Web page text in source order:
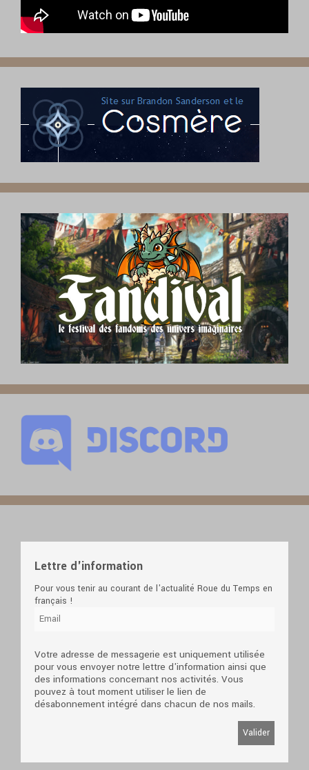
Lettre d'information
Pour vous tenir au courant de l'actualité Roue du Temps en
français !
Votre adresse de messagerie est uniquement utilisée
pour vous envoyer notre lettre d'information ainsi que
des informations concernant nos activités. Vous
pouvez à tout moment utiliser le lien de
désabonnement intégré dans chacun de nos mails.